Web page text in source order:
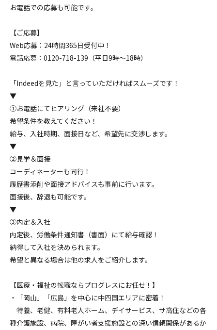
お電話での応募も可能です。
【ご応募】
Web応募：24時間365日受付中！
電話応募：0120-718-139（平日9時～18時）
「Indeedを見た」と言っていただければスムーズです！
▼
①お電話にてヒアリング（来社不要）
希望条件を教えてください！
給与、入社時期、面接日など、希望先に交渉します。
▼
②見学＆面接
コーディネーターも同行！
履歴書添削や面接アドバイスも事前に行います。
面接後、辞退も可能です。
▼
③内定＆入社
内定後、労働条件通知書（書面）にて給与確認！
納得して入社を決められます。
希望と異なる場合は他の求人をご紹介します。
【医療・福祉の転職ならプログレスにお任せ！】
・「岡山」「広島」を中心に中四国エリアに密着！
特養、老健、有料老人ホーム、デイサービス、サ高住などの各
種介護施設、病院、障がい者支援施設との深い信頼関係があるか